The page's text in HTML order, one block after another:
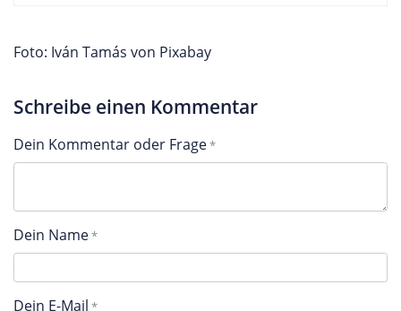
Foto: Iván Tamás von Pixabay
Schreibe einen Kommentar
Dein Kommentar oder Frage
Dein Name
Dein E-Mail